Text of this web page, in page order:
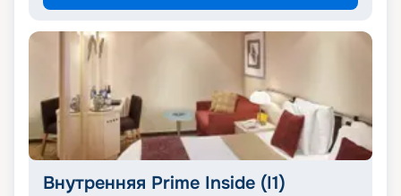
Внутренняя Prime Inside (I1)